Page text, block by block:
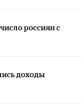
россиян с
доходы